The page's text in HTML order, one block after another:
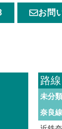
お問
路
未分類
奈良線